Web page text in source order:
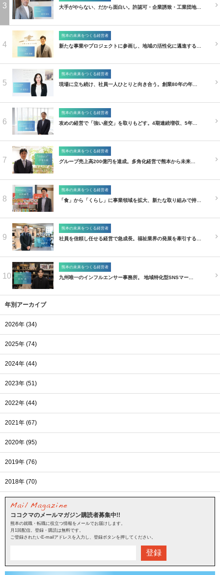
3 大手がやらない、だから面白い。許認可・企業誘致・工業団地…
4
熊本の未来をつくる経営者
新たな事業やプロジェクトに参画し、地域の活性化に邁進する…
5
熊本の未来をつくる経営者
現場に立ち続け、社員一人ひとりと向き合う。創業80年の年…
6
熊本の未来をつくる経営者
攻めの経営で「強い産交」を取りもどす。4期連続増収、5年…
7
熊本の未来をつくる経営者
グループ売上高200億円を達成。多角化経営で熊本から未来…
8
熊本の未来をつくる経営者
「食」から「くらし」に事業領域を拡大、新たな取り組みで持…
9
熊本の未来をつくる経営者
社員を信頼し任せる経営で急成長。福祉業界の発展を牽引する…
10
熊本の未来をつくる経営者
九州唯一のインフルエンサー事務所。 地域特化型SNSマー…
年別アーカイブ
2026年 (34)
2025年 (74)
2024年 (44)
2023年 (51)
2022年 (44)
2021年 (67)
2020年 (95)
2019年 (76)
2018年 (70)
ココクマのメールマガジン購読者募集中!!
熊本の就職・転職に役立つ情報をメールでお届けします。
月1回配信。登録・購読は無料です。
ご登録されたいE-mailアドレスを入力し、登録ボタンを押してください。
登録